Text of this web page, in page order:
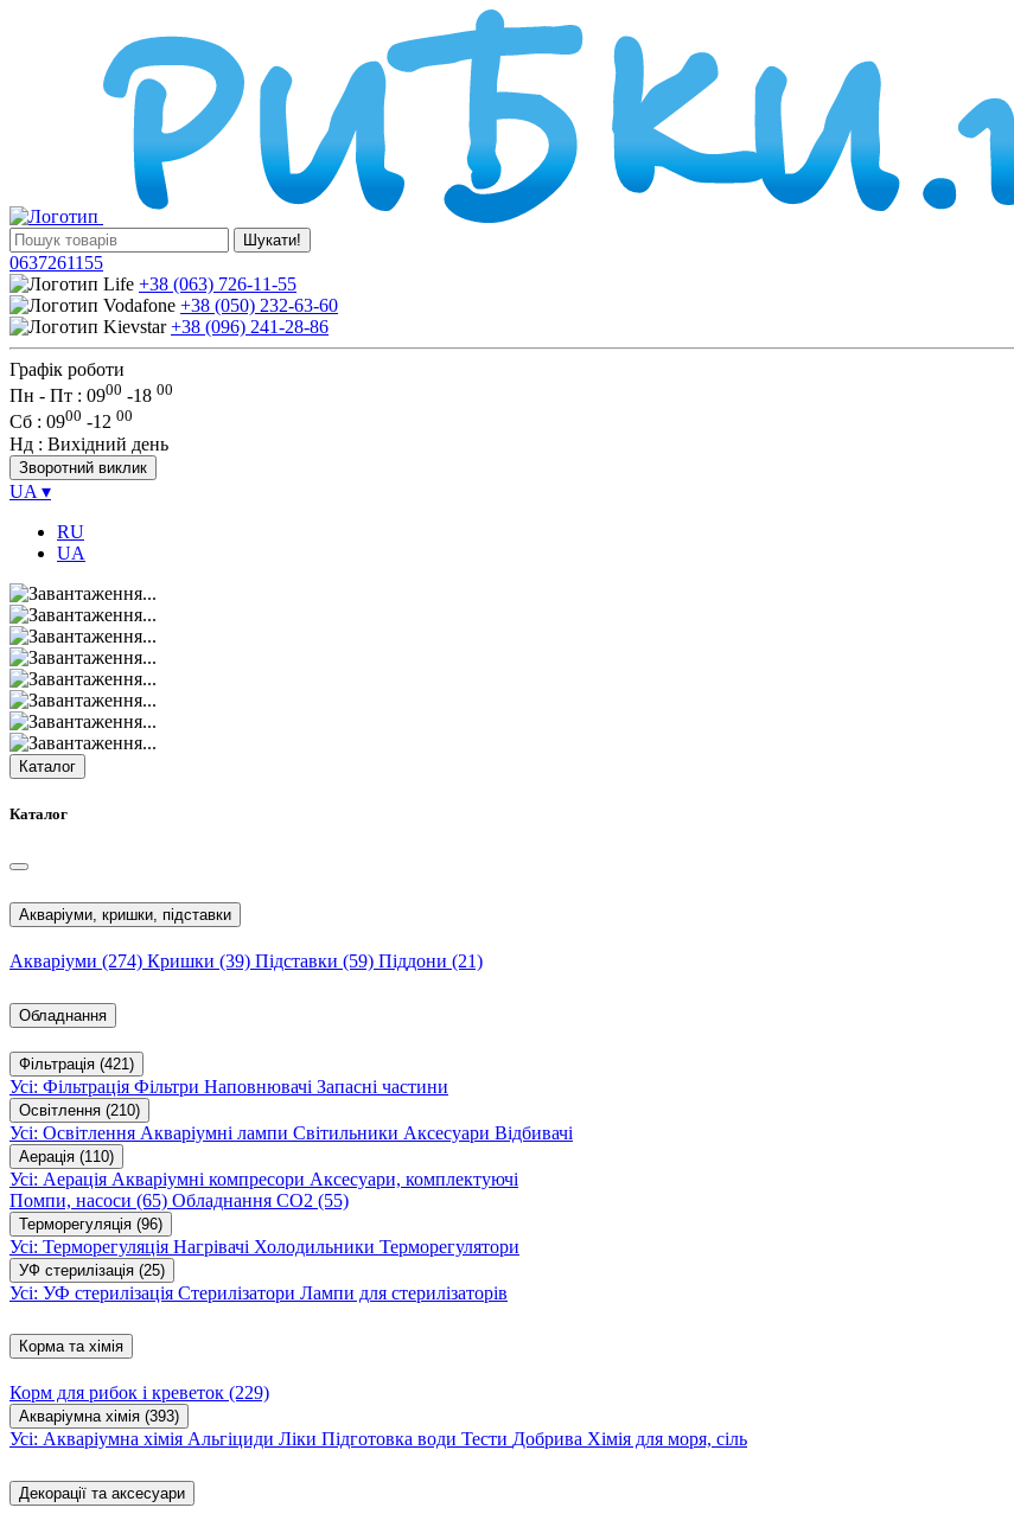
Шукати!
0637261155
+38 (063) 726-11-55
+38 (050) 232-63-60
+38 (096) 241-28-86
Графік роботи
Пн - Пт : 0900 -18 00
Сб : 0900 -12 00
Нд : Вихідний день
Зворотний виклик
UA ▾
RU
UA
Каталог
Каталог
Акваріуми, кришки, підставки
Акваріуми (274) Кришки (39) Підставки (59) Піддони (21)
Обладнання
Фільтрація (421)
Усі: Фільтрація Фільтри Наповнювачі Запасні частини
Освітлення (210)
Усі: Освітлення Акваріумні лампи Світильники Аксесуари Відбивачі
Аерація (110)
Усі: Аерація Акваріумні компресори Аксесуари, комплектуючі
Помпи, насоси (65) Обладнання CO2 (55)
Терморегуляція (96)
Усі: Терморегуляція Нагрівачі Холодильники Терморегулятори
УФ стерилізація (25)
Усі: УФ стерилізація Стерилізатори Лампи для стерилізаторів
Корма та хімія
Корм для рибок і креветок (229)
Акваріумна хімія (393)
Усі: Акваріумна хімія Альгіциди Ліки Підготовка води Тести Добрива Хімія для моря, сіль
Декорації та аксесуари